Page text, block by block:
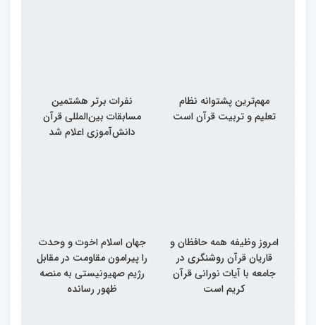
مهم‌ترین پشتوانه نظام
تعلیم و تربیت قرآن است
نفرات برتر هشتمین
مسابقات بین‌المللی قرآن
دانش‌آموزی اعلام شد
امروز وظیفه همه حافظان و
قاریان قرآن روشنگری در
جامعه با آیات نورانی قرآن
کریم است
جهان اسلام اخوت و وحدت
را پیرامون مقاومت در مقابل
رژیم صهیونیستی به منصه
ظهور رسانده